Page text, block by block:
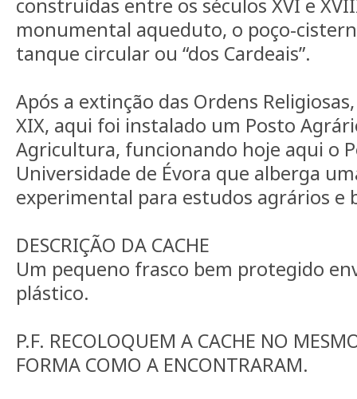
construídas entre os séculos XVI e
monumental aqueduto, o poço-
tanque circular ou “dos Cardeais”.
Após a extinção das Ordens
XIX, aqui foi instalado um Posto
Agricultura, funcionando hoje aqui o
Universidade de Évora que alberga
experimental para estudos agrários e
DESCRIÇÃO DA CACHE
Um pequeno frasco bem protegido
plástico.
P.F. RECOLOQUEM A CACHE NO
FORMA COMO A ENCONTRARAM.